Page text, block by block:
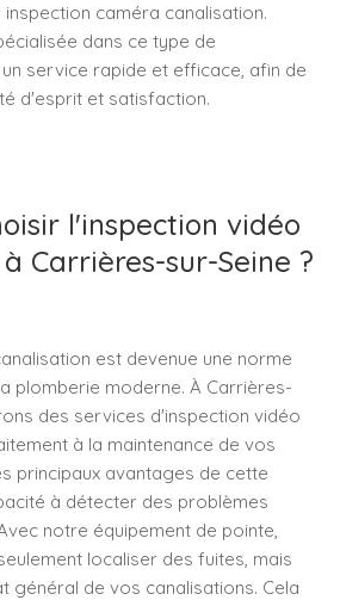
caméra canalisation.
dans ce type de
service rapide et efficace, afin de
d'esprit et satisfaction.
l'inspection vidéo
Carrières-sur-Seine ?
est devenue une norme
plomberie moderne. À Carrières-
des services d'inspection vidéo
à la maintenance de vos
principaux avantages de cette
à détecter des problèmes
notre équipement de pointe,
localiser des fuites, mais
général de vos canalisations. Cela